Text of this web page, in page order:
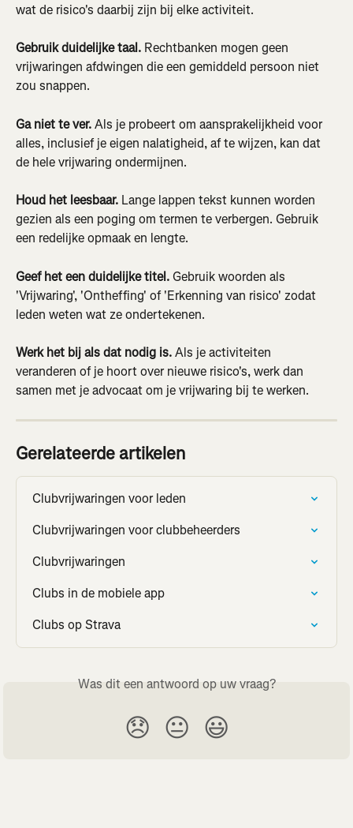
wat de risico's daarbij zijn bij elke activiteit.
Gebruik duidelijke taal. Rechtbanken mogen geen
vrijwaringen afdwingen die een gemiddeld persoon niet
zou snappen.
Ga niet te ver. Als je probeert om aansprakelijkheid voor
alles, inclusief je eigen nalatigheid, af te wijzen, kan dat
de hele vrijwaring ondermijnen.
Houd het leesbaar. Lange lappen tekst kunnen worden
gezien als een poging om termen te verbergen. Gebruik
een redelijke opmaak en lengte.
Geef het een duidelijke titel. Gebruik woorden als
'Vrijwaring', 'Ontheffing' of 'Erkenning van risico' zodat
leden weten wat ze ondertekenen.
Werk het bij als dat nodig is. Als je activiteiten
veranderen of je hoort over nieuwe risico's, werk dan
samen met je advocaat om je vrijwaring bij te werken.
Gerelateerde artikelen
Clubvrijwaringen voor leden
Clubvrijwaringen voor clubbeheerders
Clubvrijwaringen
Clubs in de mobiele app
Clubs op Strava
Was dit een antwoord op uw vraag?
😞 😐 😃